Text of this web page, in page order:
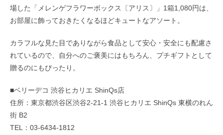
場した「メレンゲフラワーボックス〔アリス〕」1箱1,080円は、
お部屋に飾っておきたくなるほどキュートなアソート。
カラフルな見た目でありながら食品として安心・安全にも配慮さ
れているので、自分へのご褒美にはもちろん、プチギフトとして
贈るのにもぴったり。
■ベリーデコ 渋谷ヒカリエ ShinQs店
住所：東京都渋谷区渋谷2-21-1 渋谷ヒカリエ ShinQs 東横のれん
街 B2
TEL：03-6434-1812